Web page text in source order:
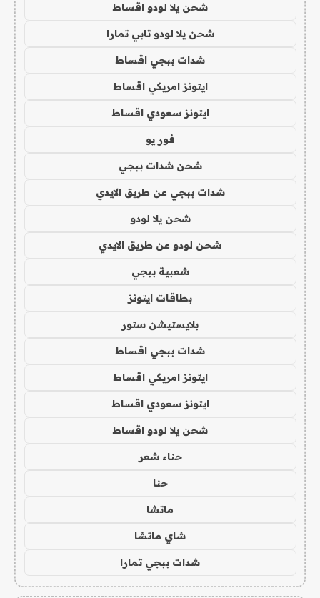
شحن يلا لودو اقساط
شحن يلا لودو تابي تمارا
شدات ببجي اقساط
ايتونز امريكي اقساط
ايتونز سعودي اقساط
فور يو
شحن شدات ببجي
شدات ببجي عن طريق الايدي
شحن يلا لودو
شحن لودو عن طريق الايدي
شعبية ببجي
بطاقات ايتونز
بلايستيشن ستور
شدات ببجي اقساط
ايتونز امريكي اقساط
ايتونز سعودي اقساط
شحن يلا لودو اقساط
حناء شعر
حنا
ماتشا
شاي ماتشا
شدات ببجي تمارا